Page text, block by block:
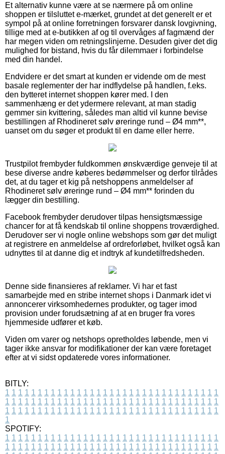
Et alternativ kunne være at se nærmere på om online
shoppen er tilsluttet e-mærket, grundet at det generelt er et
sympol på at online forretningen forsvarer dansk lovgivning,
tillige med at e-butikken af og til overvåges af fagmænd der
har megen viden om retningslinjerne. Desuden giver det dig
mulighed for bistand, hvis du får dilemmaer i forbindelse
med din handel.
Endvidere er det smart at kunden er vidende om de mest
basale reglementer der har indflydelse på handlen, f.eks.
den bytteret internet shoppen kører med. I den
sammenhæng er det ydermere relevant, at man stadig
gemmer sin kvittering, således man altid vil kunne bevise
bestillingen af Rhodineret sølv øreringe rund – Ø4 mm**,
uanset om du søger et produkt til en dame eller herre.
Trustpilot frembyder fuldkommen ønskværdige genveje til at
bese diverse andre køberes bedømmelser og derfor tilrådes
det, at du tager et kig på netshoppens anmeldelser af
Rhodineret sølv øreringe rund – Ø4 mm** forinden du
lægger din bestilling.
Facebook frembyder derudover tilpas hensigtsmæssige
chancer for at få kendskab til online shoppens troværdighed.
Derudover ser vi nogle online webshops som gør det muligt
at registrere en anmeldelse af ordreforløbet, hvilket også kan
udnyttes til at danne dig et indtryk af kundetilfredsheden.
Denne side finansieres af reklamer. Vi har et fast
samarbejde med en stribe internet shops i Danmark idet vi
annoncerer virksomhedernes produkter, og tager imod
provision under forudsætning af at en bruger fra vores
hjemmeside udfører et køb.
Viden om varer og netshops opretholdes løbende, men vi
tager ikke ansvar for modifikationer der kan være foretaget
efter at vi sidst opdaterede vores informationer.
BITLY:
1 1 1 1 1 1 1 1 1 1 1 1 1 1 1 1 1 1 1 1 1 1 1 1 1 1 1 1 1 1 1 1 1
1 1 1 1 1 1 1 1 1 1 1 1 1 1 1 1 1 1 1 1 1 1 1 1 1 1 1 1 1 1 1 1 1
1 1 1 1 1 1 1 1 1 1 1 1 1 1 1 1 1 1 1 1 1 1 1 1 1 1 1 1 1 1 1 1 1
1
SPOTIFY:
1 1 1 1 1 1 1 1 1 1 1 1 1 1 1 1 1 1 1 1 1 1 1 1 1 1 1 1 1 1 1 1 1
1 1 1 1 1 1 1 1 1 1 1 1 1 1 1 1 1 1 1 1 1 1 1 1 1 1 1 1 1 1 1 1 1